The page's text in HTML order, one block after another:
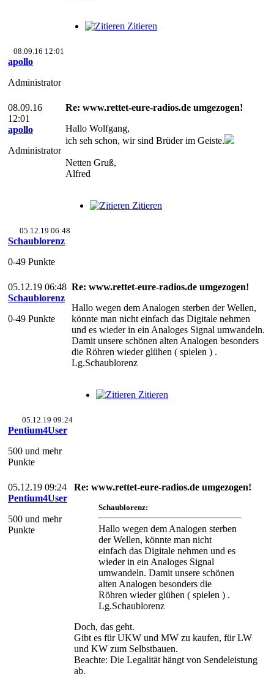
Zitieren
08.09.16 12:01
apollo
Administrator
08.09.16
12:01
apollo
Administrator
Re: www.rettet-eure-radios.de umgezogen!
Hallo Wolfgang,
ich seh schon, wir sind Brüder im Geiste.
Netten Gruß,
Alfred
Zitieren
05.12.19 06:48
Schaublorenz
0-49 Punkte
05.12.19 06:48
Schaublorenz
0-49 Punkte
Re: www.rettet-eure-radios.de umgezogen!
Hallo wegen dem Analogen sterben der Wellen,
könnte man nicht einfach das Digitale nehmen
und es wieder in ein Analoges Signal umwandeln.
Damit unsere schönen alten Analogen besonders
die Röhren wieder glühen ( spielen ) .
Lg.Schaublorenz
Zitieren
05.12.19 09:24
Pentium4User
500 und mehr
Punkte
05.12.19 09:24
Pentium4User
500 und mehr
Punkte
Re: www.rettet-eure-radios.de umgezogen!
Schaublorenz:
Hallo wegen dem Analogen sterben
der Wellen, könnte man nicht
einfach das Digitale nehmen und es
wieder in ein Analoges Signal
umwandeln. Damit unsere schönen
alten Analogen besonders die
Röhren wieder glühen ( spielen ) .
Lg.Schaublorenz
Doch, das geht.
Gibt es für UKW und MW zu kaufen, für LW
und KW zum Selbstbauen.
Beachte: Die Legalität hängt von Sendeleistung
ab.